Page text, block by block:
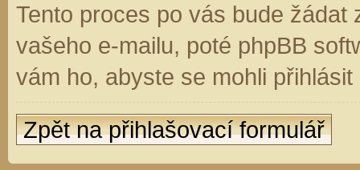
Tento proces po vás bude
vašeho e-mailu, poté phpBB
vám ho, abyste se mohli
Zpět na přihlašovací formulář